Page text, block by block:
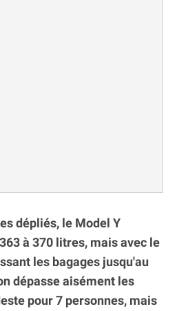
dépliés, le Model Y
à 370 litres, mais avec le
les bagages jusqu'au
dépasse aisément les
pour 7 personnes, mais